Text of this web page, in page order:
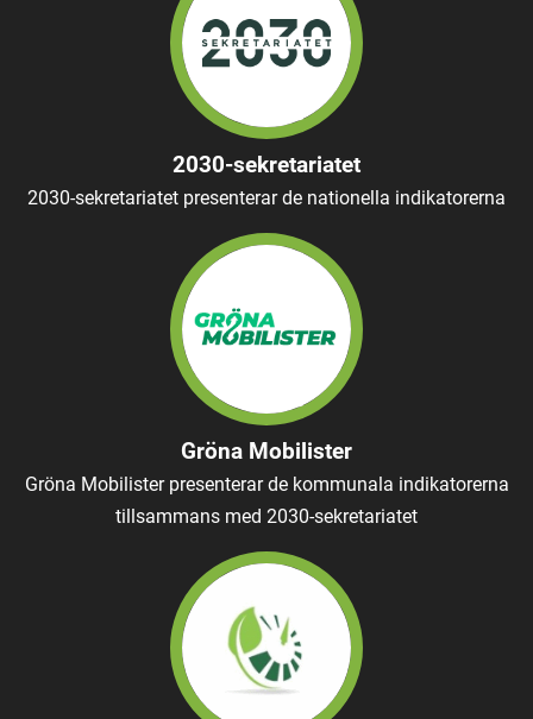
2030-sekretariatet
2030-sekretariatet presenterar de nationella indikatorerna
Gröna Mobilister
Gröna Mobilister presenterar de kommunala indikatorerna
tillsammans med 2030-sekretariatet